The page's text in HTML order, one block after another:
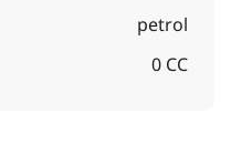
petrol
0 CC